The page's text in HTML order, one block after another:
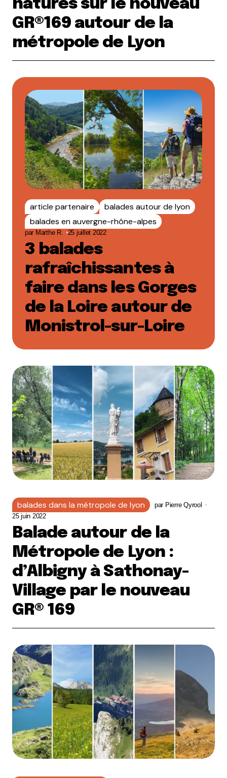
natures sur le nouveau
GR®169 autour de la
métropole de Lyon
article partenaire
balades autour de lyon
balades en auvergne-rhône-alpes
par Marthe R. 25 juillet 2022
3 balades
rafraîchissantes à
faire dans les Gorges
de la Loire autour de
Monistrol-sur-Loire
balades dans la métropole de lyon par Pierre Qyrool
25 juin 2022
Balade autour de la
Métropole de Lyon :
d’Albigny à Sathonay-
Village par le nouveau
GR® 169